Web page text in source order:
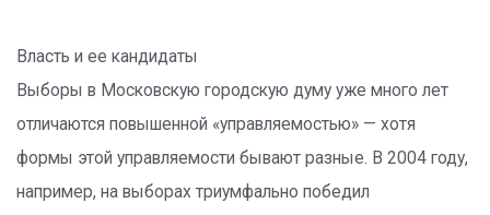
Власть и ее кандидаты
Выборы в Московскую городскую думу уже много лет
отличаются повышенной «управляемостью» — хотя
формы этой управляемости бывают разные. В 2004 году,
например, на выборах триумфально победил